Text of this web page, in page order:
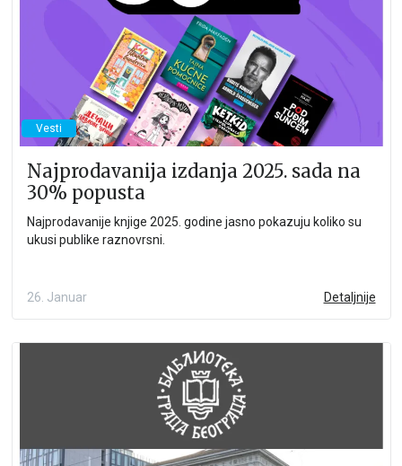
Vesti
Najprodavanija izdanja 2025. sada na
30% popusta
Najprodavanije knjige 2025. godine jasno pokazuju koliko su
ukusi publike raznovrsni.
26. Januar Detaljnije